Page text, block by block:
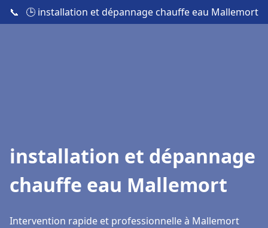
📞 🕒 installation et dépannage chauffe eau Mallemort
installation et dépannage
chauffe eau Mallemort
Intervention rapide et professionnelle à Mallemort